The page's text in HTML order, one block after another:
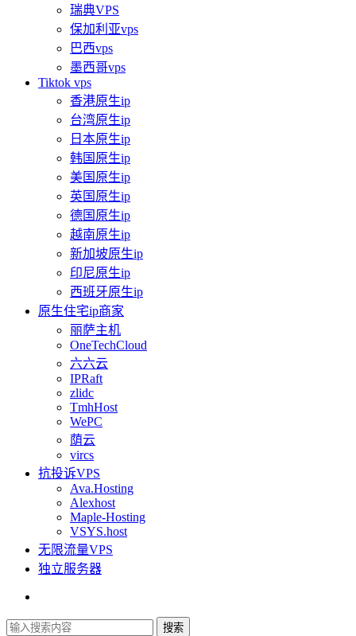
瑞典VPS
保加利亚vps
巴西vps
墨西哥vps
Tiktok vps
香港原生ip
台湾原生ip
日本原生ip
韩国原生ip
美国原生ip
英国原生ip
德国原生ip
越南原生ip
新加坡原生ip
印尼原生ip
西班牙原生ip
原生住宅ip商家
丽萨主机
OneTechCloud
六六云
IPRaft
zlidc
TmhHost
WePC
荫云
vircs
抗投诉VPS
Ava.Hosting
Alexhost
Maple-Hosting
VSYS.host
无限流量VPS
独立服务器